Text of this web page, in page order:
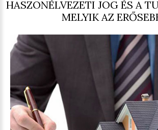
HASZONÉLVEZETI JOG ÉS A
MELYIK AZ